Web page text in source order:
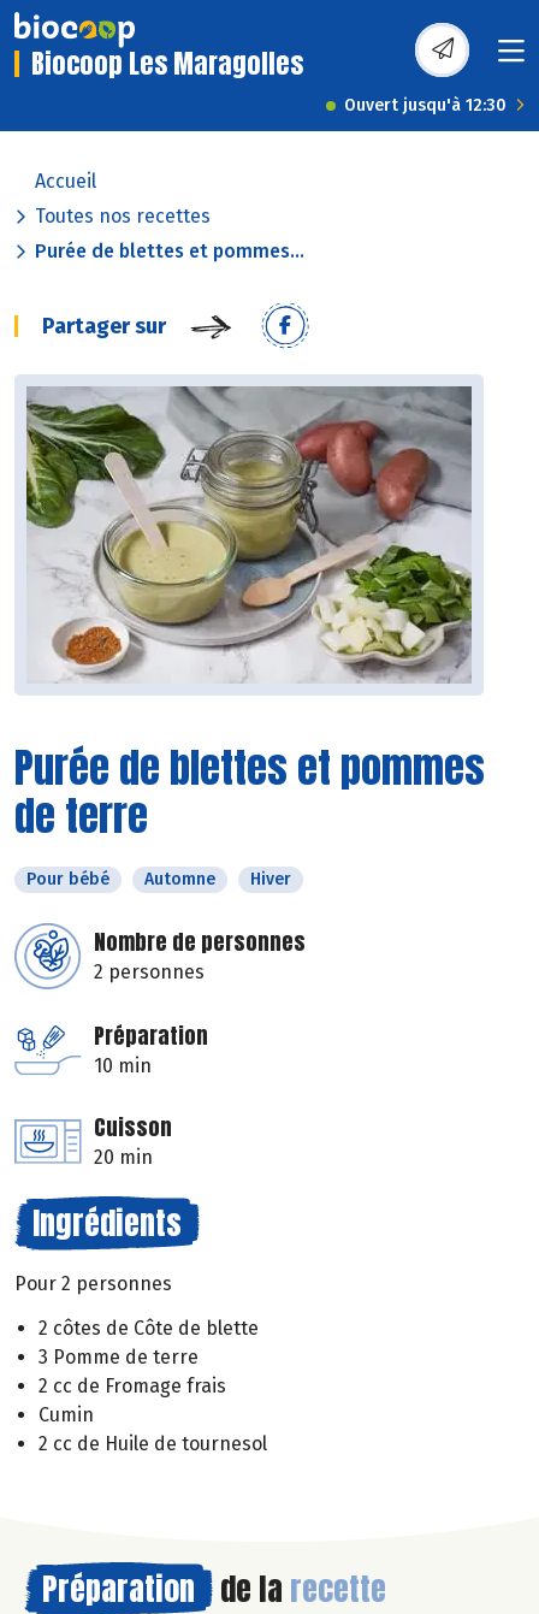
Biocoop Les Maragolles
Ouvert jusqu'à 12:30
Accueil
Toutes nos recettes
Purée de blettes et pommes...
Partager sur
Purée de blettes et pommes
de terre
Pour bébé Automne Hiver
Nombre de personnes
2 personnes
Préparation
10 min
Cuisson
20 min
Ingrédients
Pour 2 personnes
2 côtes de Côte de blette
3 Pomme de terre
2 cc de Fromage frais
Cumin
2 cc de Huile de tournesol
Préparation de la recette